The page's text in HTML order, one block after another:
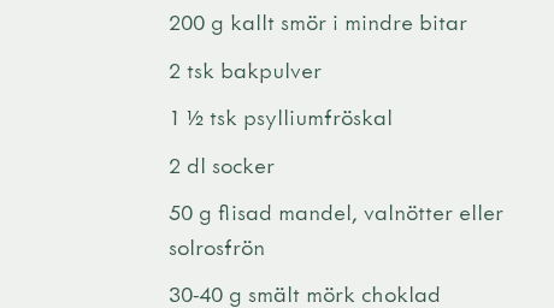
200 g kallt smör i mindre bitar
2 tsk bakpulver
1 ½ tsk psylliumfröskal
2 dl socker
50 g flisad mandel, valnötter eller
solrosfrön
30-40 g smält mörk choklad